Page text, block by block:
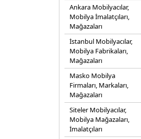
Ankara Mobilyacılar,
Mobilya İmalatçıları,
Mağazaları
İstanbul Mobilyacılar,
Mobilya Fabrikaları,
Mağazaları
Masko Mobilya
Firmaları, Markaları,
Mağazaları
Siteler Mobilyacılar,
Mobilya Mağazaları,
İmalatçıları